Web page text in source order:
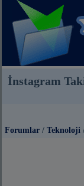
İnstagram
Forumlar / Teknoloji